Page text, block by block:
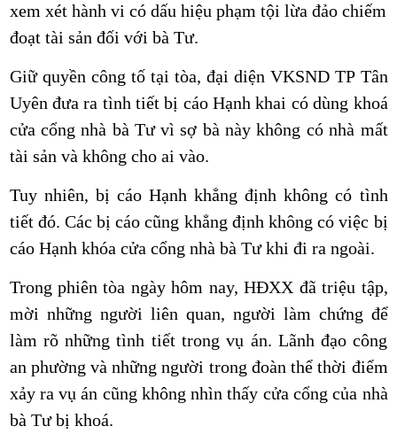
xem xét hành vi có dấu hiệu phạm tội lừa đảo chiếm
đoạt tài sản đối với bà Tư.
Giữ quyền công tố tại tòa, đại diện VKSND TP Tân
Uyên đưa ra tình tiết bị cáo Hạnh khai có dùng khoá
cửa cổng nhà bà Tư vì sợ bà này không có nhà mất
tài sản và không cho ai vào.
Tuy nhiên, bị cáo Hạnh khẳng định không có tình
tiết đó. Các bị cáo cũng khẳng định không có việc bị
cáo Hạnh khóa cửa cổng nhà bà Tư khi đi ra ngoài.
Trong phiên tòa ngày hôm nay, HĐXX đã triệu tập,
mời những người liên quan, người làm chứng để
làm rõ những tình tiết trong vụ án. Lãnh đạo công
an phường và những người trong đoàn thể thời điểm
xảy ra vụ án cũng không nhìn thấy cửa cổng của nhà
bà Tư bị khoá.